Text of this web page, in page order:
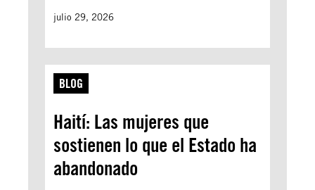
julio 29, 2026
BLOG
Haití: Las mujeres que
sostienen lo que el Estado ha
abandonado